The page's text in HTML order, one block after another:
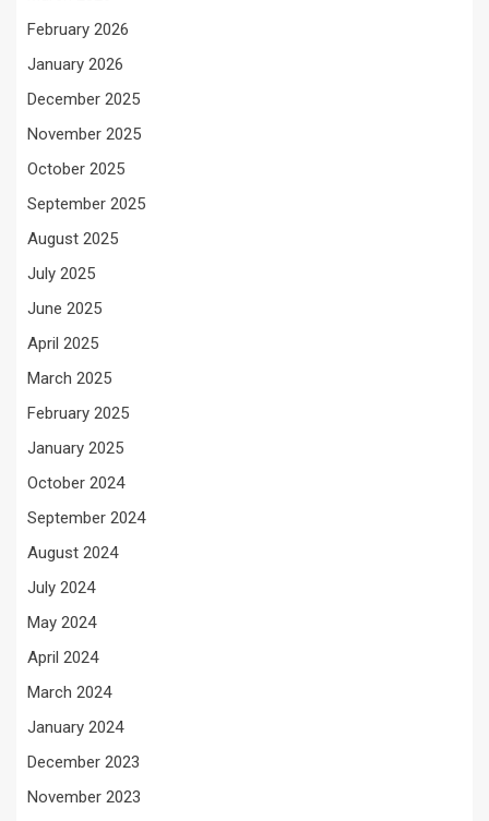
February 2026
January 2026
December 2025
November 2025
October 2025
September 2025
August 2025
July 2025
June 2025
April 2025
March 2025
February 2025
January 2025
October 2024
September 2024
August 2024
July 2024
May 2024
April 2024
March 2024
January 2024
December 2023
November 2023